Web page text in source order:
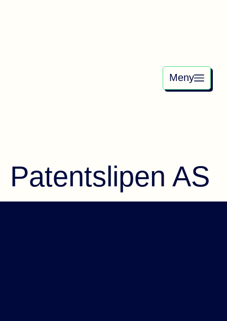
Meny
Patentslipen AS